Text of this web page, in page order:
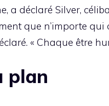
a déclaré Silver,
que n’importe qui
« Chaque être
plan